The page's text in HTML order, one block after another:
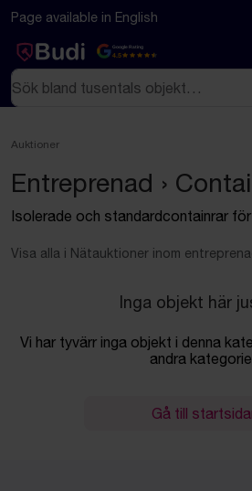
Hoppa till innehåll
Textbaserad (markdown) version av
Page available in English
Google Rating
4.5
Sök
Auktioner
Entreprenad ›
Isolerade och standardcontainrar
Visa alla i Nätauktioner inom
Inga objekt här
Vi har tyvärr inga objekt i denna
andra
Gå till